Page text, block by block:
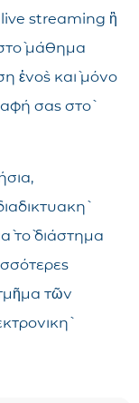
streaming ἢ
μάθημα
ἑνὸς καὶ μόνο
σας στὸ
τὸ διάστημα
τῶν